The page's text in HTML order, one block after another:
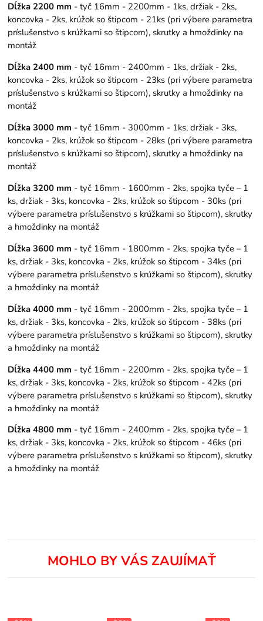
Dĺžka 2200 mm - tyč 16mm - 2200mm - 1ks, držiak - 2ks,
koncovka - 2ks, krúžok so štipcom - 21ks (pri výbere parametra
príslušenstvo s krúžkami so štipcom), skrutky a hmoždinky na
montáž
Dĺžka 2400 mm - tyč 16mm - 2400mm - 1ks, držiak - 2ks,
koncovka - 2ks, krúžok so štipcom - 23ks (pri výbere parametra
príslušenstvo s krúžkami so štipcom), skrutky a hmoždinky na
montáž
Dĺžka 3000 mm - tyč 16mm - 3000mm - 1ks, držiak - 3ks,
koncovka - 2ks, krúžok so štipcom - 28ks (pri výbere parametra
príslušenstvo s krúžkami so štipcom), skrutky a hmoždinky na
montáž
Dĺžka 3200 mm - tyč 16mm - 1600mm - 2ks, spojka tyče – 1
ks, držiak - 3ks, koncovka - 2ks, krúžok so štipcom - 30ks (pri
výbere parametra príslušenstvo s krúžkami so štipcom), skrutky
a hmoždinky na montáž
Dĺžka 3600 mm - tyč 16mm - 1800mm - 2ks, spojka tyče – 1
ks, držiak - 3ks, koncovka - 2ks, krúžok so štipcom - 34ks (pri
výbere parametra príslušenstvo s krúžkami so štipcom), skrutky
a hmoždinky na montáž
Dĺžka 4000 mm - tyč 16mm - 2000mm - 2ks, spojka tyče – 1
ks, držiak - 3ks, koncovka - 2ks, krúžok so štipcom - 38ks (pri
výbere parametra príslušenstvo s krúžkami so štipcom), skrutky
a hmoždinky na montáž
Dĺžka 4400 mm - tyč 16mm - 2200mm - 2ks, spojka tyče – 1
ks, držiak - 3ks, koncovka - 2ks, krúžok so štipcom - 42ks (pri
výbere parametra príslušenstvo s krúžkami so štipcom), skrutky
a hmoždinky na montáž
Dĺžka 4800 mm - tyč 16mm - 2400mm - 2ks, spojka tyče – 1
ks, držiak - 3ks, koncovka - 2ks, krúžok so štipcom - 46ks (pri
výbere parametra príslušenstvo s krúžkami so štipcom), skrutky
a hmoždinky na montáž
MOHLO BY VÁS ZAUJÍMAŤ